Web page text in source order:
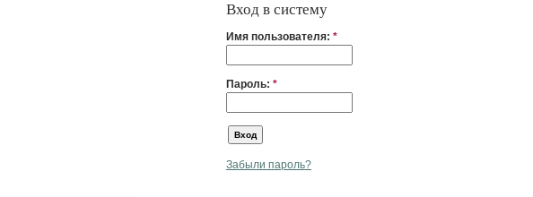
Вход в систему
Имя пользователя: *
Пароль: *
Забыли пароль?